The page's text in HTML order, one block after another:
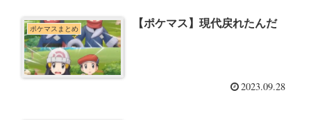
ポケマスまとめ 【ポケマス】現代戻れたんだ
2023.09.28